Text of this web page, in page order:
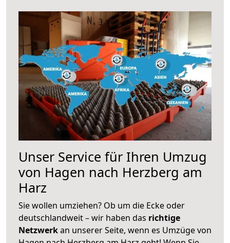
Unser Service für Ihren Umzug
von Hagen nach Herzberg am
Harz
Sie wollen umziehen? Ob um die Ecke oder
deutschlandweit – wir haben das richtige
Netzwerkan unserer Seite, wenn es Umzüge von